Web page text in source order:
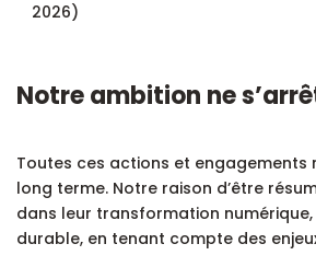
2026)
Notre ambition ne
Toutes ces actions et engagements
long terme. Notre raison d’être
dans leur transformation
durable, en tenant compte des